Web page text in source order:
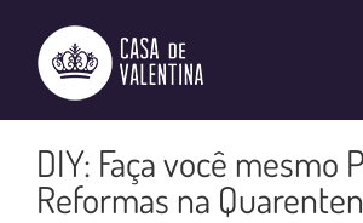
conteúdo
DIY: Faça você mesmo
Reformas na